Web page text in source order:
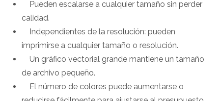
Pueden escalarse a cualquier tamaño sin perder
calidad.
Independientes de la resolución: pueden
imprimirse a cualquier tamaño o resolución.
Un gráfico vectorial grande mantiene un tamaño
de archivo pequeño.
El número de colores puede aumentarse o